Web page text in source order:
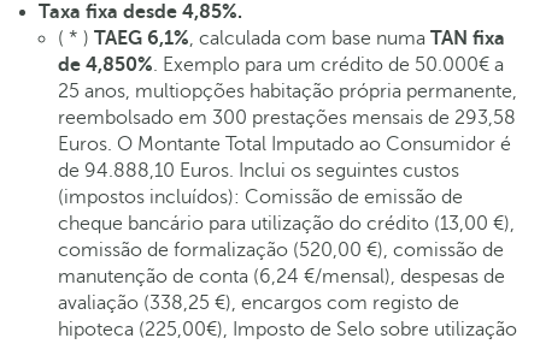
Taxa fixa desde 4,85%.
( * ) TAEG 6,1%, calculada com base numa TAN fixa
de 4,850%. Exemplo para um crédito de 50.000€ a
25 anos, multiopções habitação própria permanente,
reembolsado em 300 prestações mensais de 293,58
Euros. O Montante Total Imputado ao Consumidor é
de 94.888,10 Euros. Inclui os seguintes custos
(impostos incluídos): Comissão de emissão de
cheque bancário para utilização do crédito (13,00 €),
comissão de formalização (520,00 €), comissão de
manutenção de conta (6,24 €/mensal), despesas de
avaliação (338,25 €), encargos com registo de
hipoteca (225,00€), Imposto de Selo sobre utilização